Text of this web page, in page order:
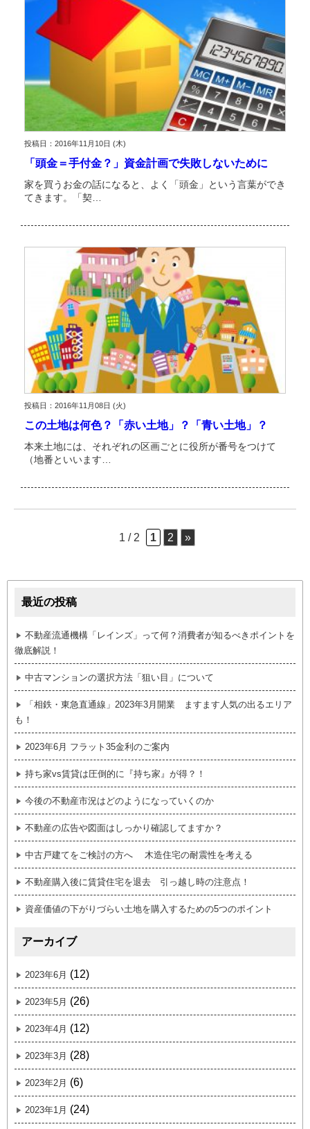
投稿日：2016年11月10日 (木)
「頭金＝手付金？」資金計画で失敗しないために
家を買うお金の話になると、よく「頭金」という言葉ができ
てきます。「契…
投稿日：2016年11月08日 (火)
この土地は何色？「赤い土地」？「青い土地」？
本来土地には、それぞれの区画ごとに役所が番号をつけて
（地番といいます…
1 / 2 1 2 »
最近の投稿
不動産流通機構「レインズ」って何？消費者が知るべきポイントを
徹底解説！
中古マンションの選択方法「狙い目」について
「相鉄・東急直通線」2023年3月開業 ますます人気の出るエリア
も！
2023年6月 フラット35金利のご案内
持ち家vs賃貸は圧倒的に『持ち家』が得？！
今後の不動産市況はどのようになっていくのか
不動産の広告や図面はしっかり確認してますか？
中古戸建てをご検討の方へ 木造住宅の耐震性を考える
不動産購入後に賃貸住宅を退去 引っ越し時の注意点！
資産価値の下がりづらい土地を購入するための5つのポイント
アーカイブ
2023年6月 (12)
2023年5月 (26)
2023年4月 (12)
2023年3月 (28)
2023年2月 (6)
2023年1月 (24)